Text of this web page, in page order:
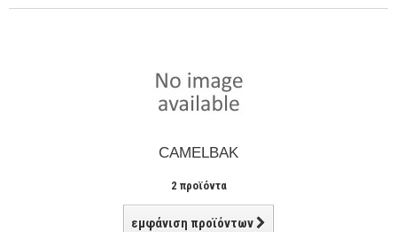
CAMELBAK
2 προϊόντα
εμφάνιση προϊόντων